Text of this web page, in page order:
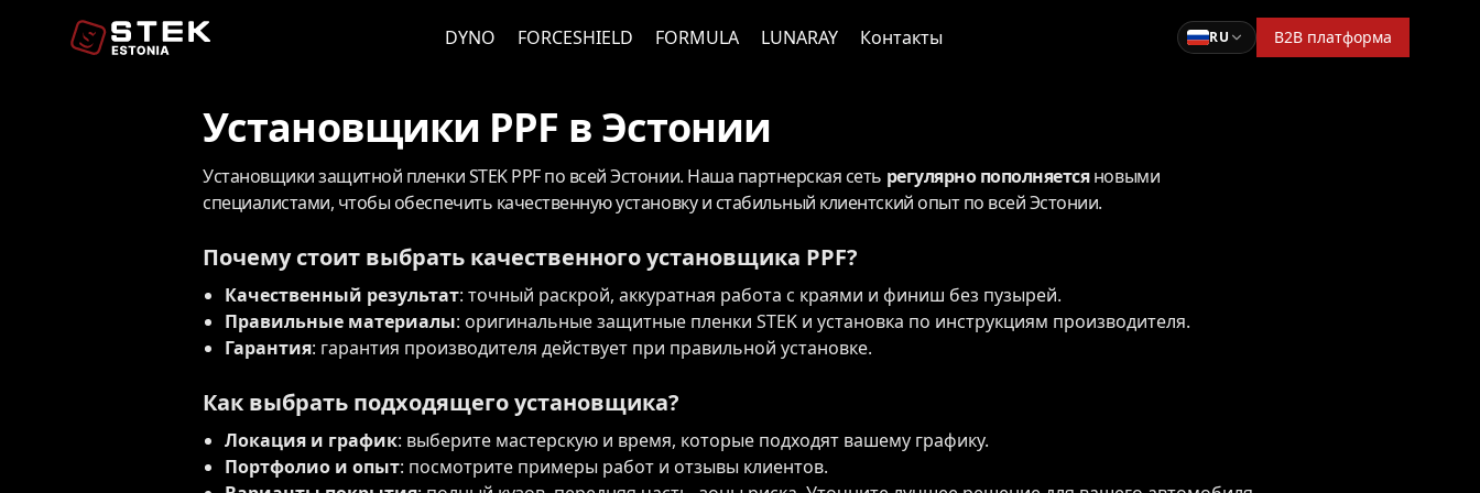
DYNO FORCESHIELD FORMULA LUNARAY Контакты RU B2B платформа
Установщики PPF в Эстонии
Установщики защитной пленки STEK PPF по всей Эстонии. Наша партнерская сеть регулярно пополняетсяновыми
специалистами, чтобы обеспечить качественную установку и стабильный клиентский опыт по всей Эстонии.
Почему стоит выбрать качественного установщика PPF?
Качественный результат: точный раскрой, аккуратная работа с краями и финиш без пузырей.
Правильные материалы: оригинальные защитные пленки STEK и установка по инструкциям производителя.
Гарантия: гарантия производителя действует при правильной установке.
Как выбрать подходящего установщика?
Локация и график: выберите мастерскую и время, которые подходят вашему графику.
Портфолио и опыт: посмотрите примеры работ и отзывы клиентов.